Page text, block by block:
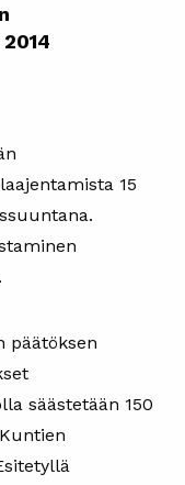
15
päätöksen
säästetään 150